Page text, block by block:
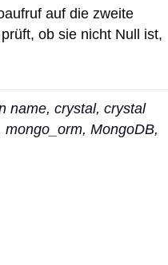
auf die zweite
ob sie nicht Null ist,
name, crystal, crystal
mongo_orm, MongoDB,